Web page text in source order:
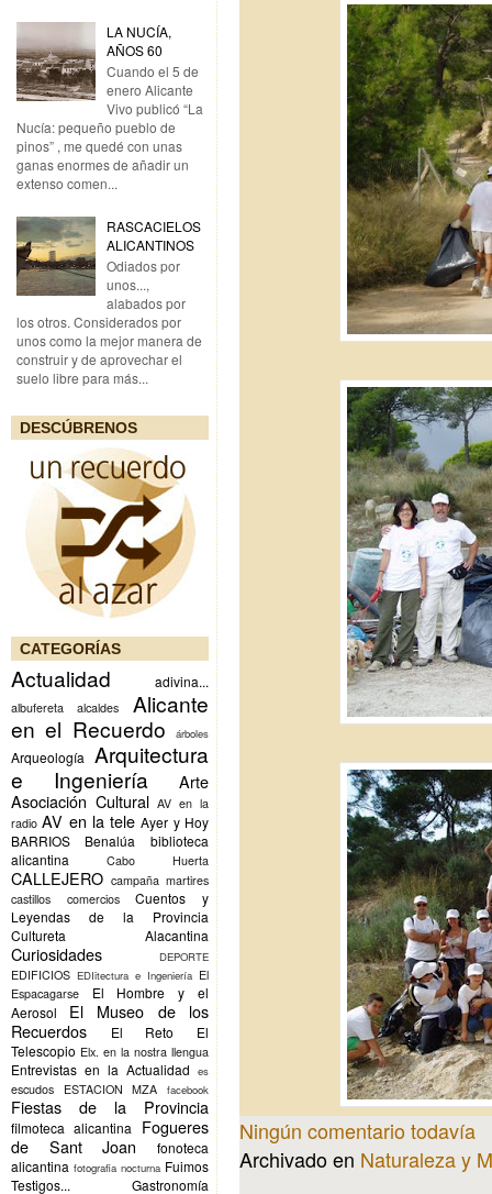
LA NUCÍA,
AÑOS 60
Cuando el 5 de
enero Alicante
Vivo publicó “La
Nucía: pequeño pueblo de
pinos” , me quedé con unas
ganas enormes de añadir un
extenso comen...
RASCACIELOS
ALICANTINOS
Odiados por
unos...,
alabados por
los otros. Considerados por
unos como la mejor manera de
construir y de aprovechar el
suelo libre para más...
DESCÚBRENOS
CATEGORÍAS
Actualidad adivina...
albufereta alcaldes
Alicante
en el Recuerdo
árboles
Arqueología Arquitectura
e Ingeniería
Arte
Asociación Cultural AV en la
radio AV en la tele Ayer y Hoy
BARRIOS
Benalúa
biblioteca
alicantina
Cabo Huerta
CALLEJERO campaña martires
castillos
comercios
Cuentos y
Leyendas de la Provincia
Cultureta Alacantina
Curiosidades DEPORTE
EDIFICIOS EDIitectura e Ingeniería El
Espacagarse
El Hombre y el
Aerosol
El Museo de los
Recuerdos
El Reto
El
Telescopio Elx. en la nostra llengua
Entrevistas en la Actualidad es
escudos ESTACION MZA facebook
Fiestas de la Provincia
filmoteca alicantina
Fogueres
de Sant Joan
fonoteca
alicantina fotografia nocturna Fuimos
Testigos...
Gastronomía
Ningún comentario todavía
Archivado en Naturaleza y